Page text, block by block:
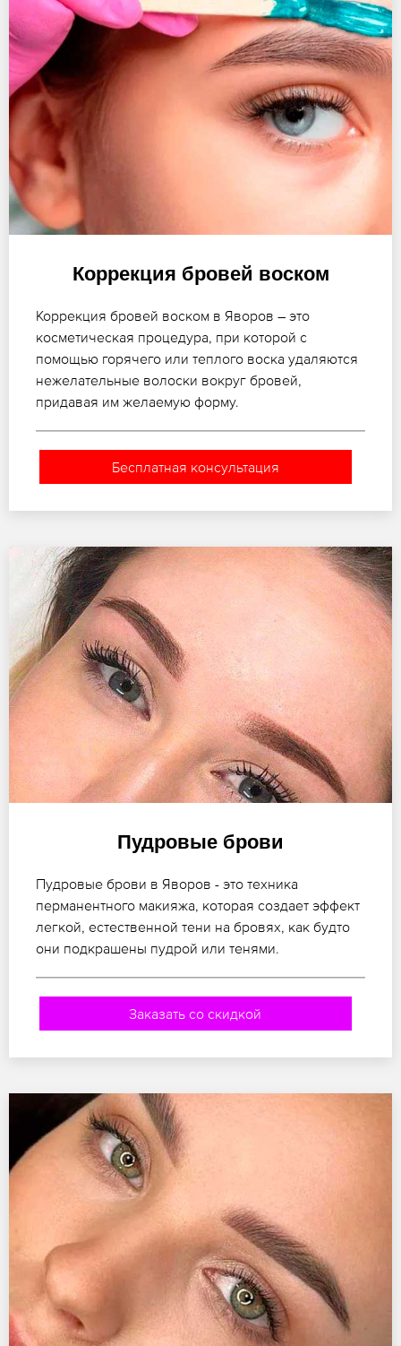
Коррекция бровей воском
Коррекция бровей воском в Яворов – это
косметическая процедура, при которой с
помощью горячего или теплого воска удаляются
нежелательные волоски вокруг бровей,
придавая им желаемую форму.
Бесплатная консультация
Пудровые брови
Пудровые брови в Яворов - это техника
перманентного макияжа, которая создает эффект
легкой, естественной тени на бровях, как будто
они подкрашены пудрой или тенями.
Заказать со скидкой